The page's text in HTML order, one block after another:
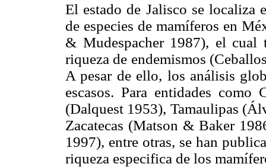
El estado de Jalisco se localiza
de especies de mamíferos en
& Mudespacher 1987), el cual
riqueza de endemismos
A pesar de ello, los análisis
escasos. Para entidades
(Dalquest 1953), Tamaulipas
Zacatecas (Matson & Baker
1997), entre otras, se han
riqueza especifica de los